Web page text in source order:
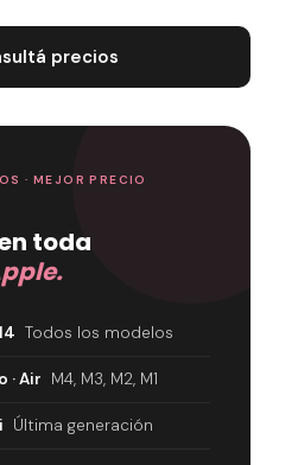
precios
· MEJOR PRECIO
toda
Todos los modelos
· Air M4, M3, M2, M1
Última generación